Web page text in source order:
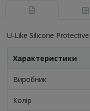
U-Like Silicone
Характеристики
Виробник
Колір